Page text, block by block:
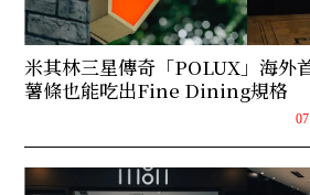
米其林三星傳奇「POLUX」海外
薯條也能吃出Fine Dining規格